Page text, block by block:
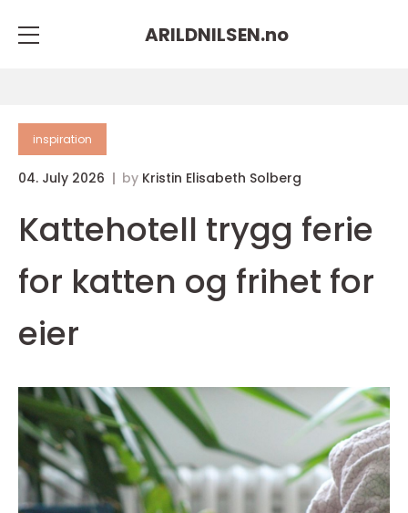
ARILDNILSEN.no
inspiration
04. July 2026 by Kristin Elisabeth Solberg
Kattehotell trygg ferie
for katten og frihet for
eier